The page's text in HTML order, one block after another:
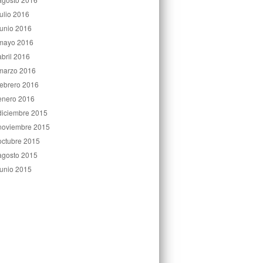
2016
2016
2016
2016
2016
2016
2016
2015
2015
2015
2015
2015